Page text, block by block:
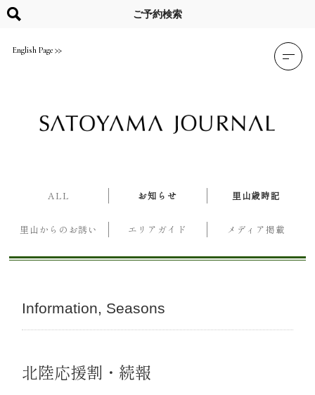
content
English Page
ご予約検索
ALL お知らせ 里山歳時記
里山からのお誘い エリアガイド メディア掲載
Information Seasons
北陸応援割・続報